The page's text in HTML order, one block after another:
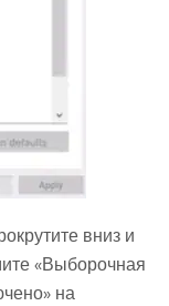
вниз и
«Выборочная
на